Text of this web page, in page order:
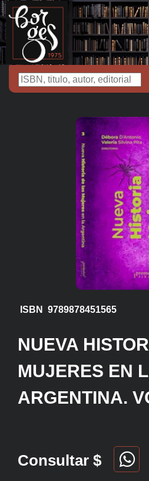
ISBN 9789878451565
NUEVA
MUJERES EN
ARGENTINA.
Consultar $